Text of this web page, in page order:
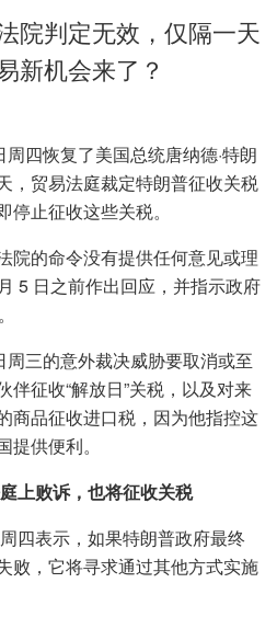
院判定无效，仅隔一天
新机会来了？
四恢复了美国总统唐纳德·特朗
，贸易法庭裁定特朗普征收关税
止征收这些关税。
院的命令没有提供任何意见或理
5 日之前作出回应，并指示政府
三的意外裁决威胁要取消或至
伴征收“解放日”关税，以及对来
商品征收进口税，因为他指控这
供便利。
上败诉，也将征收关税
四表示，如果特朗普政府最终
败，它将寻求通过其他方式实施